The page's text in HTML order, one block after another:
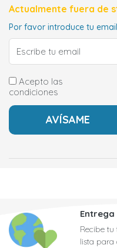
Actualmente fuera de
Por favor introduce tu
Acepto las
condiciones
Recibe
lista para